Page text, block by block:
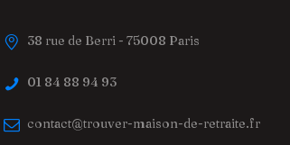
38 rue de Berri - 75008 Paris
01 84 88 94 93
contact@trouver-maison-de-retraite.fr